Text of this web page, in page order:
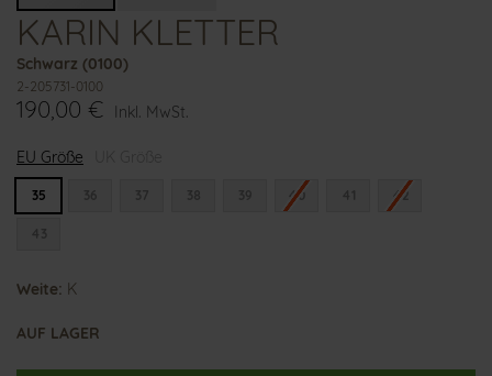
KARIN KLETTER
Schwarz (0100)
2-205731-0100
190,00 € Inkl. MwSt.
EU Größe
35 40 42
Weite: K
AUF LAGER
Zum
Anfang
der
Bildergalerie
springen